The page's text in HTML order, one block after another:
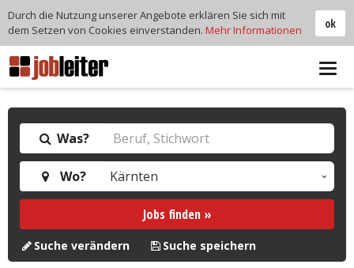
Was?
Wo?
Jobs finden »
Suche verändern Suche speichern
ok
Durch die Nutzung unserer Angebote erklären Sie sich mit
dem Setzen von Cookies einverstanden. Mehr Informationen